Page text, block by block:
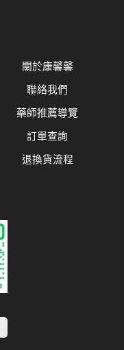
關於康馨馨
聯絡我們
藥師推薦導覽
訂單查詢
退換貨流程